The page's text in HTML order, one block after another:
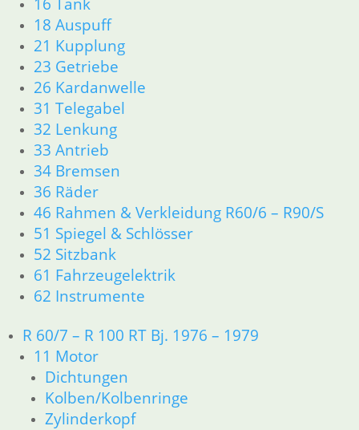
18 Auspuff
21 Kupplung
23 Getriebe
26 Kardanwelle
31 Telegabel
32 Lenkung
33 Antrieb
34 Bremsen
36 Räder
46 Rahmen & Verkleidung R60/6 – R90/S
51 Spiegel & Schlösser
52 Sitzbank
61 Fahrzeugelektrik
62 Instrumente
R 60/7 – R 100 RT Bj. 1976 – 1979
11 Motor
Dichtungen
Kolben/Kolbenringe
Zylinderkopf